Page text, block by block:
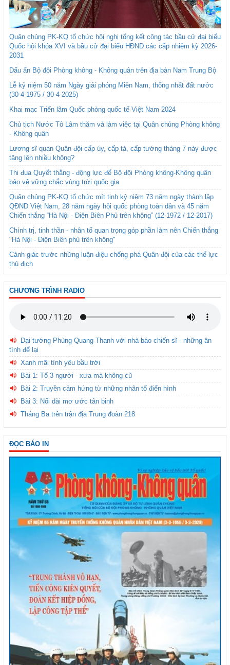
Quân chủng PK-KQ tổ chức hội nghị tổng kết công tác bầu cử đại biểu
Quốc hội khóa XVI và bầu cử đại biểu HĐND các cấp nhiệm kỳ 2026-
2031
Dấu ấn Bộ đội Phòng không - Không quân trên địa bàn Nam Trung Bộ
Lễ kỷ niệm 50 năm Ngày giải phóng Miền Nam, thống nhất đất nước
(30-4-1975 / 30-4-2025)
Khai mạc Triển lãm Quốc phòng quốc tế Việt Nam 2024
Chủ tịch Nước Tô Lâm thăm và làm việc tại Quân chủng Phòng không
- Không quân
Lương sĩ quan Quân đội cấp úy, cấp tá, cấp tướng tháng 7 này được
tăng lên nhiều không?
Thi đua Quyết thắng - động lực để Bộ đội Phòng không-Không quân
bảo vệ vững chắc vùng trời quốc gia
Quân chủng PK-KQ tổ chức mít tinh kỷ niệm 73 năm ngày thành lập
QĐND Việt Nam, 28 năm ngày hội quốc phòng toàn dân và 45 năm
Chiến thắng “Hà Nội - Điện Biên Phủ trên không” (12-1972 / 12-2017)
Chính trị, tinh thần - nhân tố quan trọng góp phần làm nên Chiến thắng
"Hà Nội - Điện Biên phủ trên không"
Cảnh giác trước những luận điệu chống phá Quân đội của các thế lực
thù địch
CHƯƠNG TRÌNH RADIO
Đại tướng Phùng Quang Thanh với nhà báo chiến sĩ - những ân
tình để lại
Xanh mãi tình yêu bầu trời
Bài 1: Tổ 3 người - xưa mà không cũ
Bài 2: Truyền cảm hứng từ những nhân tố điển hình
Bài 3: Nối dài mơ ước tân binh
Tháng Ba trên trận địa Trung đoàn 218
ĐỌC BÁO IN